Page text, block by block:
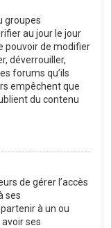
groupes
au jour le jour
pouvoir de modifier
déverrouiller,
forums qu’ils
empêchent que
du contenu
de gérer l’accès
ses
à un ou
ses